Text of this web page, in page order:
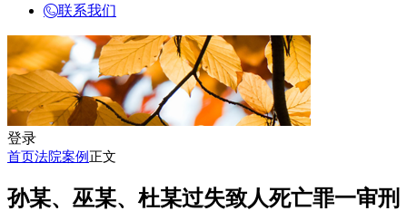
联系我们
登录
首页法院案例 正文
孙某、巫某、杜某过失致人死亡罪一审刑